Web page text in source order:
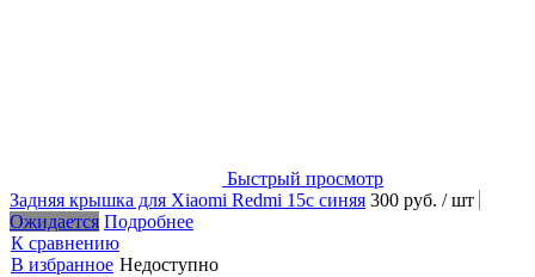
Быстрый просмотр
Задняя крышка для Xiaomi Redmi 15c синяя 300 руб. / шт
Ожидается Подробнее
К сравнению
В избранное Недоступно